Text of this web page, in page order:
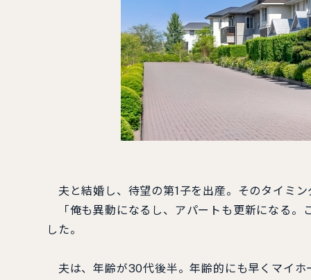
夫と結婚し、待望の第1子を出産。そのタイミ
「俺も異動になるし、アパートも更新になる。
した。
夫は、年齢が30代後半。年齢的にも早くマイホ